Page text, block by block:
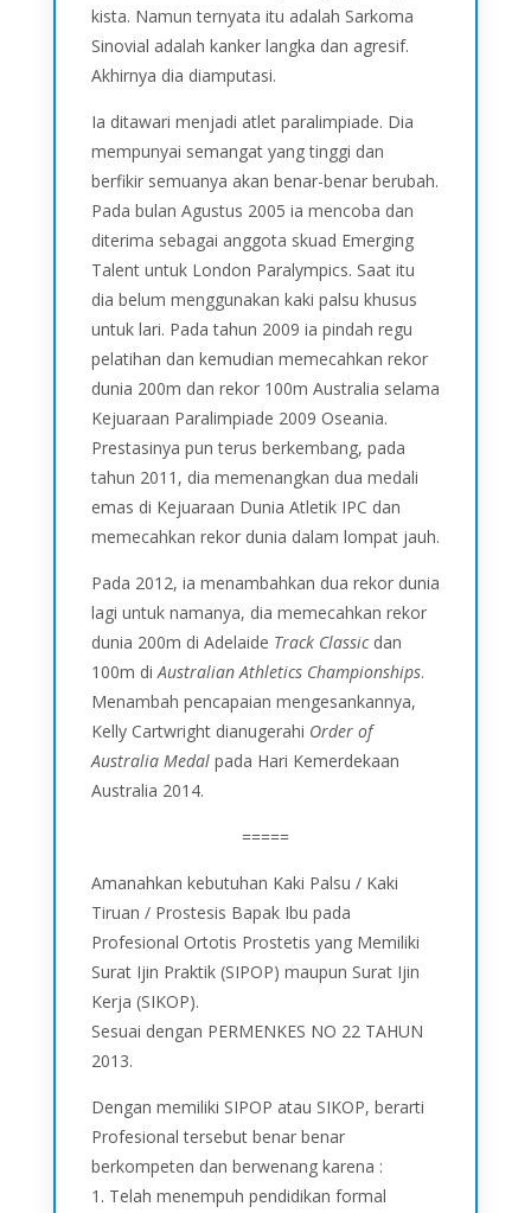
kista. Namun ternyata itu adalah Sarkoma
Sinovial adalah kanker langka dan agresif.
Akhirnya dia diamputasi.
Ia ditawari menjadi atlet paralimpiade. Dia
mempunyai semangat yang tinggi dan
berfikir semuanya akan benar-benar berubah.
Pada bulan Agustus 2005 ia mencoba dan
diterima sebagai anggota skuad Emerging
Talent untuk London Paralympics. Saat itu
dia belum menggunakan kaki palsu khusus
untuk lari. Pada tahun 2009 ia pindah regu
pelatihan dan kemudian memecahkan rekor
dunia 200m dan rekor 100m Australia selama
Kejuaraan Paralimpiade 2009 Oseania.
Prestasinya pun terus berkembang, pada
tahun 2011, dia memenangkan dua medali
emas di Kejuaraan Dunia Atletik IPC dan
memecahkan rekor dunia dalam lompat jauh.
Pada 2012, ia menambahkan dua rekor dunia
lagi untuk namanya, dia memecahkan rekor
dunia 200m di Adelaide Track Classicdan
100m diAustralian Athletics Championships.
Menambah pencapaian mengesankannya,
Kelly Cartwright dianugerahi Order of
Australia Medal pada Hari Kemerdekaan
Australia 2014.
=====
Amanahkan kebutuhan Kaki Palsu / Kaki
Tiruan / Prostesis Bapak Ibu pada
Profesional Ortotis Prostetis yang Memiliki
Surat Ijin Praktik (SIPOP) maupun Surat Ijin
Kerja (SIKOP).
Sesuai dengan PERMENKES NO 22 TAHUN
2013.
Dengan memiliki SIPOP atau SIKOP, berarti
Profesional tersebut benar benar
berkompeten dan berwenang karena :
1. Telah menempuh pendidikan formal